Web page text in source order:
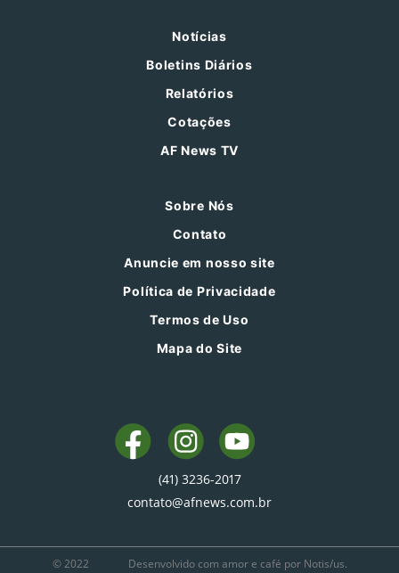
Notícias
Boletins Diários
Relatórios
Cotações
AF News TV
Sobre Nós
Contato
Anuncie em nosso site
Política de Privacidade
Termos de Uso
Mapa do Site
(41) 3236-2017
contato@afnews.com.br
© 2022 Desenvolvido com amor e café por Notis/us.